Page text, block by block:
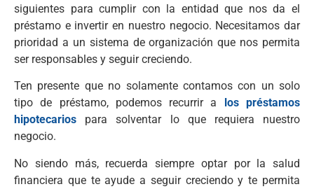
siguientes para cumplir con la entidad que nos da el
préstamo e invertir en nuestro negocio. Necesitamos dar
prioridad a un sistema de organización que nos permita
ser responsables y seguir creciendo.
Ten presente que no solamente contamos con un solo
tipo de préstamo, podemos recurrir a
los préstamos
hipotecarios para solventar lo que requiera nuestro
negocio.
No siendo más, recuerda siempre optar por la salud
financiera que te ayude a seguir creciendo y te permita